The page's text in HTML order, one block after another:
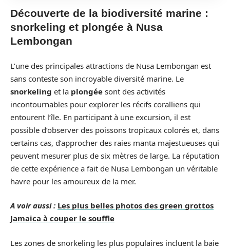
Découverte de la biodiversité marine :
snorkeling et plongée à Nusa
Lembongan
L’une des principales attractions de Nusa Lembongan est
sans conteste son incroyable diversité marine. Le
snorkeling et la plongée sont des activités
incontournables pour explorer les récifs coralliens qui
entourent l’île. En participant à une excursion, il est
possible d’observer des poissons tropicaux colorés et, dans
certains cas, d’approcher des raies manta majestueuses qui
peuvent mesurer plus de six mètres de large. La réputation
de cette expérience a fait de Nusa Lembongan un véritable
havre pour les amoureux de la mer.
A voir aussi : Les plus belles photos des green grottos
Jamaica à couper le souffle
Les zones de snorkeling les plus populaires incluent la baie